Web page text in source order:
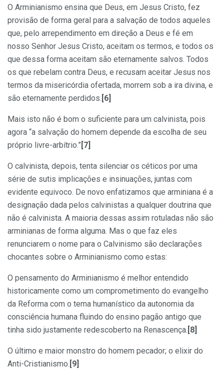
O Arminianismo ensina que Deus, em Jesus Cristo, fez
provisão de forma geral para a salvação de todos aqueles
que, pelo arrependimento em direção a Deus e fé em
nosso Senhor Jesus Cristo, aceitam os termos, e todos os
que dessa forma aceitam são eternamente salvos. Todos
os que rebelam contra Deus, e recusam aceitar Jesus nos
termos da misericórdia ofertada, morrem sob a ira divina, e
são eternamente perdidos. [6]
Mais isto não é bom o suficiente para um calvinista, pois
agora “a salvação do homem depende da escolha de seu
próprio livre-arbítrio.” [7]
O calvinista, depois, tenta silenciar os céticos por uma
série de sutis implicações e insinuações, juntas com
evidente equivoco. De novo enfatizamos que arminiana é a
designação dada pelos calvinistas a qualquer doutrina que
não é calvinista. A maioria dessas assim rotuladas não são
arminianas de forma alguma. Mas o que faz eles
renunciarem o nome para o Calvinismo são declarações
chocantes sobre o Arminianismo como estas:
O pensamento do Arminianismo é melhor entendido
historicamente como um comprometimento do evangelho
da Reforma com o tema humanístico da autonomia da
consciência humana fluindo do ensino pagão antigo que
tinha sido justamente redescoberto na Renascença. [8]
O último e maior monstro do homem pecador; o elixir do
Anti-Cristianismo. [9]